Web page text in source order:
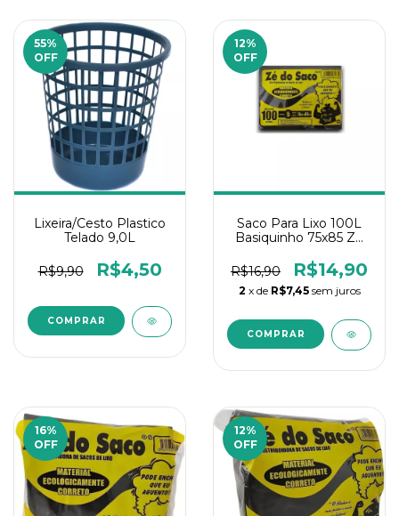
55%
OFF
Lixeira/Cesto Plastico
Telado 9,0L
R$9,90 R$4,50
12%
OFF
Saco Para Lixo 100L
Basiquinho 75x85 Zé
R$16,90
R$14,90
2 x de R$7,45 sem juros
16%
OFF
12%
OFF